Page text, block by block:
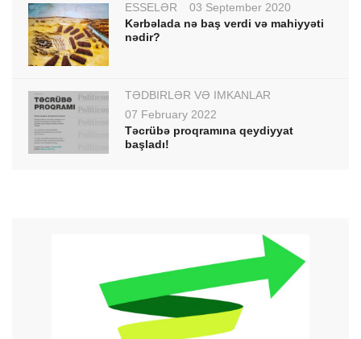
ESSELƏR
03 September 2020
Kərbəlada nə baş verdi və mahiyyəti
nədir?
TƏDBİRLƏR VƏ İMKANLAR
07 February 2022
Təcrübə proqramına qeydiyyat
başladı!